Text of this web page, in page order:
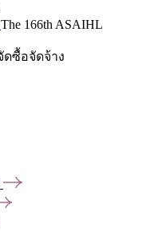
The 166th ASAIHL
ดซื้อจัดจ้าง